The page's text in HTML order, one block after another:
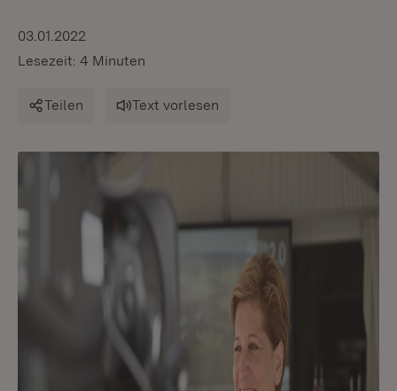
03.01.2022
Lesezeit: 4 Minuten
Teilen Text vorlesen